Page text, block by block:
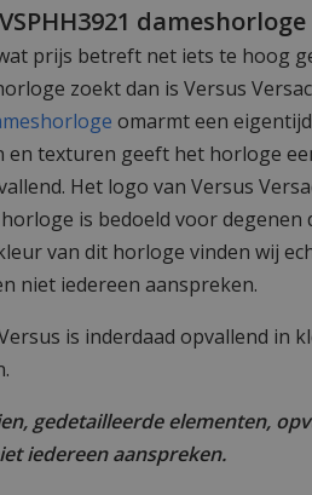
dameshorloge
prijs betreft net iets te hoog
zoekt dan is Versus
omarmt een
en texturen geeft het horloge
Het logo van Versus
is bedoeld voor degenen
van dit horloge vinden wij
niet iedereen aanspreken.
is inderdaad opvallend in
gedetailleerde elementen,
iedereen aanspreken.